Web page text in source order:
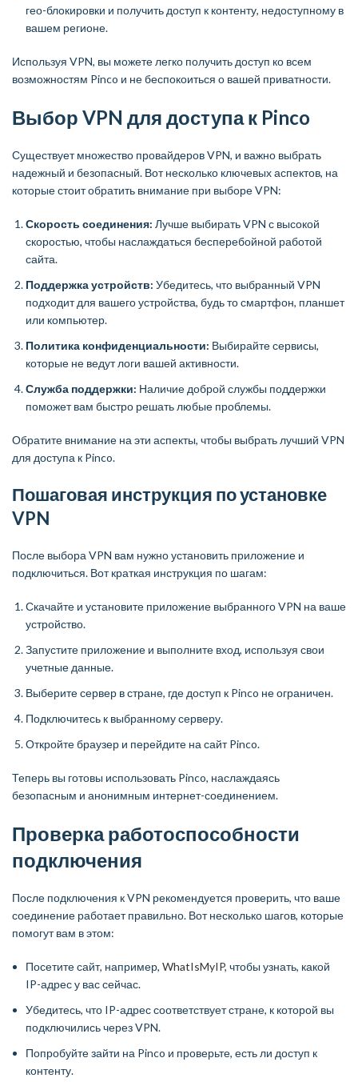
гео-блокировки и получить доступ к контенту, недоступному в
вашем регионе.
Используя VPN, вы можете легко получить доступ ко всем
возможностям Pinco и не беспокоиться о вашей приватности.
Выбор VPN для доступа к Pinco
Существует множество провайдеров VPN, и важно выбрать
надежный и безопасный. Вот несколько ключевых аспектов, на
которые стоит обратить внимание при выборе VPN:
Скорость соединения: Лучше выбирать VPN с высокой
скоростью, чтобы наслаждаться бесперебойной работой
сайта.
Поддержка устройств: Убедитесь, что выбранный VPN
подходит для вашего устройства, будь то смартфон, планшет
или компьютер.
Политика конфиденциальности: Выбирайте сервисы,
которые не ведут логи вашей активности.
Служба поддержки: Наличие доброй службы поддержки
поможет вам быстро решать любые проблемы.
Обратите внимание на эти аспекты, чтобы выбрать лучший VPN
для доступа к Pinco.
Пошаговая инструкция по установке
VPN
После выбора VPN вам нужно установить приложение и
подключиться. Вот краткая инструкция по шагам:
Скачайте и установите приложение выбранного VPN на ваше
устройство.
Запустите приложение и выполните вход, используя свои
учетные данные.
Выберите сервер в стране, где доступ к Pinco не ограничен.
Подключитесь к выбранному серверу.
Откройте браузер и перейдите на сайт Pinco.
Теперь вы готовы использовать Pinco, наслаждаясь
безопасным и анонимным интернет-соединением.
Проверка работоспособности
подключения
После подключения к VPN рекомендуется проверить, что ваше
соединение работает правильно. Вот несколько шагов, которые
помогут вам в этом:
Посетите сайт, например, WhatIsMyIP, чтобы узнать, какой
IP-адрес у вас сейчас.
Убедитесь, что IP-адрес соответствует стране, к которой вы
подключились через VPN.
Попробуйте зайти на Pinco и проверьте, есть ли доступ к
контенту.